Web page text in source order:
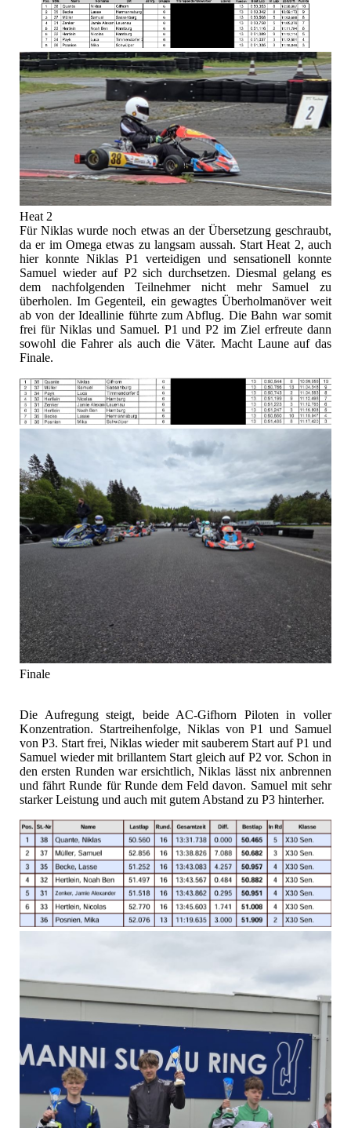
Heat 2
Für Niklas wurde noch etwas an der Übersetzung geschraubt,
da er im Omega etwas zu langsam aussah. Start Heat 2, auch
hier konnte Niklas P1 verteidigen und sensationell konnte
Samuel wieder auf P2 sich durchsetzen. Diesmal gelang es
dem nachfolgenden Teilnehmer nicht mehr Samuel zu
überholen. Im Gegenteil, ein gewagtes Überholmanöver weit
ab von der Ideallinie führte zum Abflug. Die Bahn war somit
frei für Niklas und Samuel. P1 und P2 im Ziel erfreute dann
sowohl die Fahrer als auch die Väter. Macht Laune auf das
Finale.
Finale
Die Aufregung steigt, beide AC-Gifhorn Piloten in voller
Konzentration. Startreihenfolge, Niklas von P1 und Samuel
von P3. Start frei, Niklas wieder mit sauberem Start auf P1 und
Samuel wieder mit brillantem Start gleich auf P2 vor. Schon in
den ersten Runden war ersichtlich, Niklas lässt nix anbrennen
und fährt Runde für Runde dem Feld davon. Samuel mit sehr
starker Leistung und auch mit gutem Abstand zu P3 hinterher.